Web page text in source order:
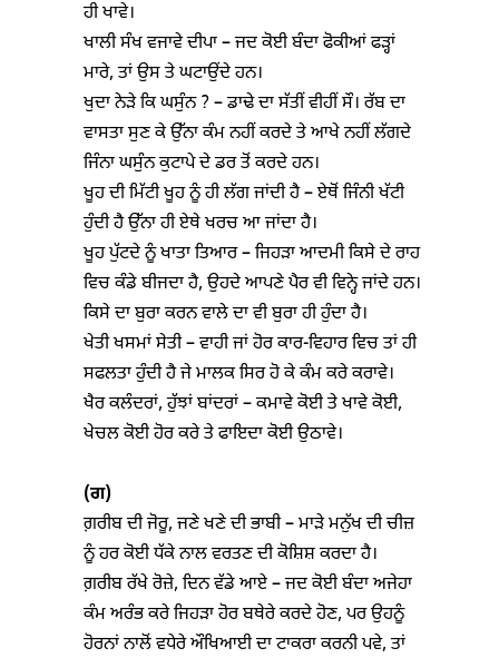
ਹੀ ਖਾਵੇ।
ਖਾਲੀ ਸੰਖ ਵਜਾਵੇ ਦੀਪਾ – ਜਦ ਕੋਈ ਬੰਦਾ ਫੋਕੀਆਂ ਫੜ੍ਹਾਂ
ਮਾਰੇ, ਤਾਂ ਉਸ ਤੇ ਘਟਾਉਂਦੇ ਹਨ।
ਖੁਦਾ ਨੇੜੇ ਕਿ ਘਸੁੰਨ ? – ਡਾਢੇ ਦਾ ਸੱਤੀਂ ਵੀਹੀਂ ਸੌ। ਰੱਬ ਦਾ
ਵਾਸਤਾ ਸੁਣ ਕੇ ਉੱਨਾ ਕੰਮ ਨਹੀਂ ਕਰਦੇ ਤੇ ਆਖੇ ਨਹੀਂ ਲੱਗਦੇ
ਜਿੰਨਾ ਘਸੁੰਨ ਕੁਟਾਪੇ ਦੇ ਡਰ ਤੋਂ ਕਰਦੇ ਹਨ।
ਖੂਹ ਦੀ ਮਿੱਟੀ ਖੂਹ ਨੂੰ ਹੀ ਲੱਗ ਜਾਂਦੀ ਹੈ – ਏਥੋਂ ਜਿੰਨੀ ਖੱਟੀ
ਹੁੰਦੀ ਹੈ ਉੱਨਾ ਹੀ ਏਥੇ ਖਰਚ ਆ ਜਾਂਦਾ ਹੈ।
ਖੂਹ ਪੁੱਟਦੇ ਨੂੰ ਖਾਤਾ ਤਿਆਰ – ਜਿਹੜਾ ਆਦਮੀ ਕਿਸੇ ਦੇ ਰਾਹ
ਵਿਚ ਕੰਡੇ ਬੀਜਦਾ ਹੈ, ਉਹਦੇ ਆਪਣੇ ਪੈਰ ਵੀ ਵਿਨ੍ਹੇ ਜਾਂਦੇ ਹਨ।
ਕਿਸੇ ਦਾ ਬੁਰਾ ਕਰਨ ਵਾਲੇ ਦਾ ਵੀ ਬੁਰਾ ਹੀ ਹੁੰਦਾ ਹੈ।
ਖੇਤੀ ਖਸਮਾਂ ਸੇਤੀ – ਵਾਹੀ ਜਾਂ ਹੋਰ ਕਾਰ-ਵਿਹਾਰ ਵਿਚ ਤਾਂ ਹੀ
ਸਫਲਤਾ ਹੁੰਦੀ ਹੈ ਜੇ ਮਾਲਕ ਸਿਰ ਹੋ ਕੇ ਕੰਮ ਕਰੇ ਕਰਾਵੇ।
ਖੈਰ ਕਲੰਦਰਾਂ, ਹੁੱਝਾਂ ਬਾਂਦਰਾਂ – ਕਮਾਵੇ ਕੋਈ ਤੇ ਖਾਵੇ ਕੋਈ,
ਖੇਚਲ ਕੋਈ ਹੋਰ ਕਰੇ ਤੇ ਫਾਇਦਾ ਕੋਈ ਉਠਾਵੇ।
(ਗ)
ਗ਼ਰੀਬ ਦੀ ਜੋਰੂ, ਜਣੇ ਖਣੇ ਦੀ ਭਾਬੀ – ਮਾੜੇ ਮਨੁੱਖ ਦੀ ਚੀਜ਼
ਨੂੰ ਹਰ ਕੋਈ ਧੱਕੇ ਨਾਲ ਵਰਤਣ ਦੀ ਕੋਸ਼ਿਸ਼ ਕਰਦਾ ਹੈ।
ਗ਼ਰੀਬ ਰੱਖੇ ਰੋਜ਼ੇ, ਦਿਨ ਵੱਡੇ ਆਏ – ਜਦ ਕੋਈ ਬੰਦਾ ਅਜੇਹਾ
ਕੰਮ ਅਰੰਭ ਕਰੇ ਜਿਹੜਾ ਹੋਰ ਬਥੇਰੇ ਕਰਦੇ ਹੋਣ, ਪਰ ਉਹਨੂੰ
ਹੋਰਨਾਂ ਨਾਲੋਂ ਵਧੇਰੇ ਔਖਿਆਈ ਦਾ ਟਾਕਰਾ ਕਰਨੀ ਪਵੇ, ਤਾਂ